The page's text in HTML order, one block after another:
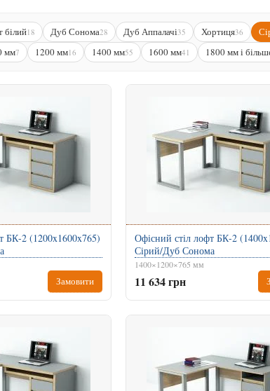
18 Дуб Сонома28 Дуб Аппалачі35 Хортиця36
мм7 1200 мм16 1400 мм55 1600 мм41 1800 мм і
БК-2 (1200x1600x765)
Замовити
Офісний стіл лофт БК-2
Сірий/Дуб Сонома
1400×1200×765 мм
11 634 грн